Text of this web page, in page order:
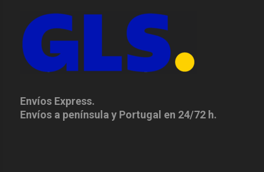
Envíos Express.
Envíos a península y Portugal en 24/72 h.